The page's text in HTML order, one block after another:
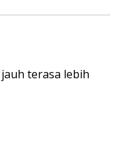
terasa lebih